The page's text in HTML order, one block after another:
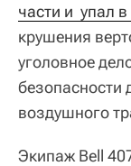
части и  упал
крушения
уголовное
безопасности
воздушного
Экипаж Bell